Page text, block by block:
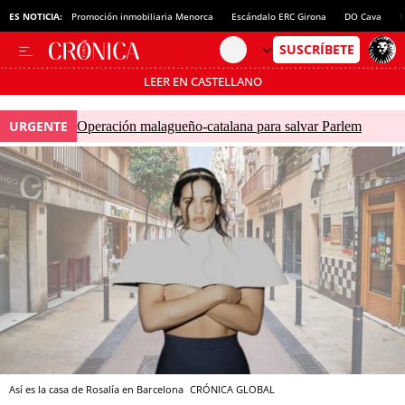
ES NOTICIA: Promoción inmobiliaria Menorca Escándalo ERC Girona DO Cava
LEER EN CASTELLANO
Pásate al MODO AHORRO
URGENTE Operación malagueño-catalana para salvar Parlem
Así es la casa de Rosalía en Barcelona CRÓNICA GLOBAL